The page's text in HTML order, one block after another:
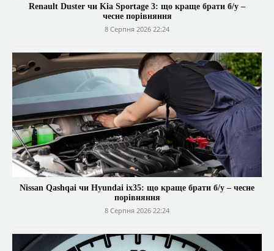
Renault Duster чи Kia Sportage 3: що краще брати б/у –
чесне порівняння
8 Серпня 2026 22:24
Nissan Qashqai чи Hyundai ix35: що краще брати б/у – чесне
порівняння
8 Серпня 2026 22:24